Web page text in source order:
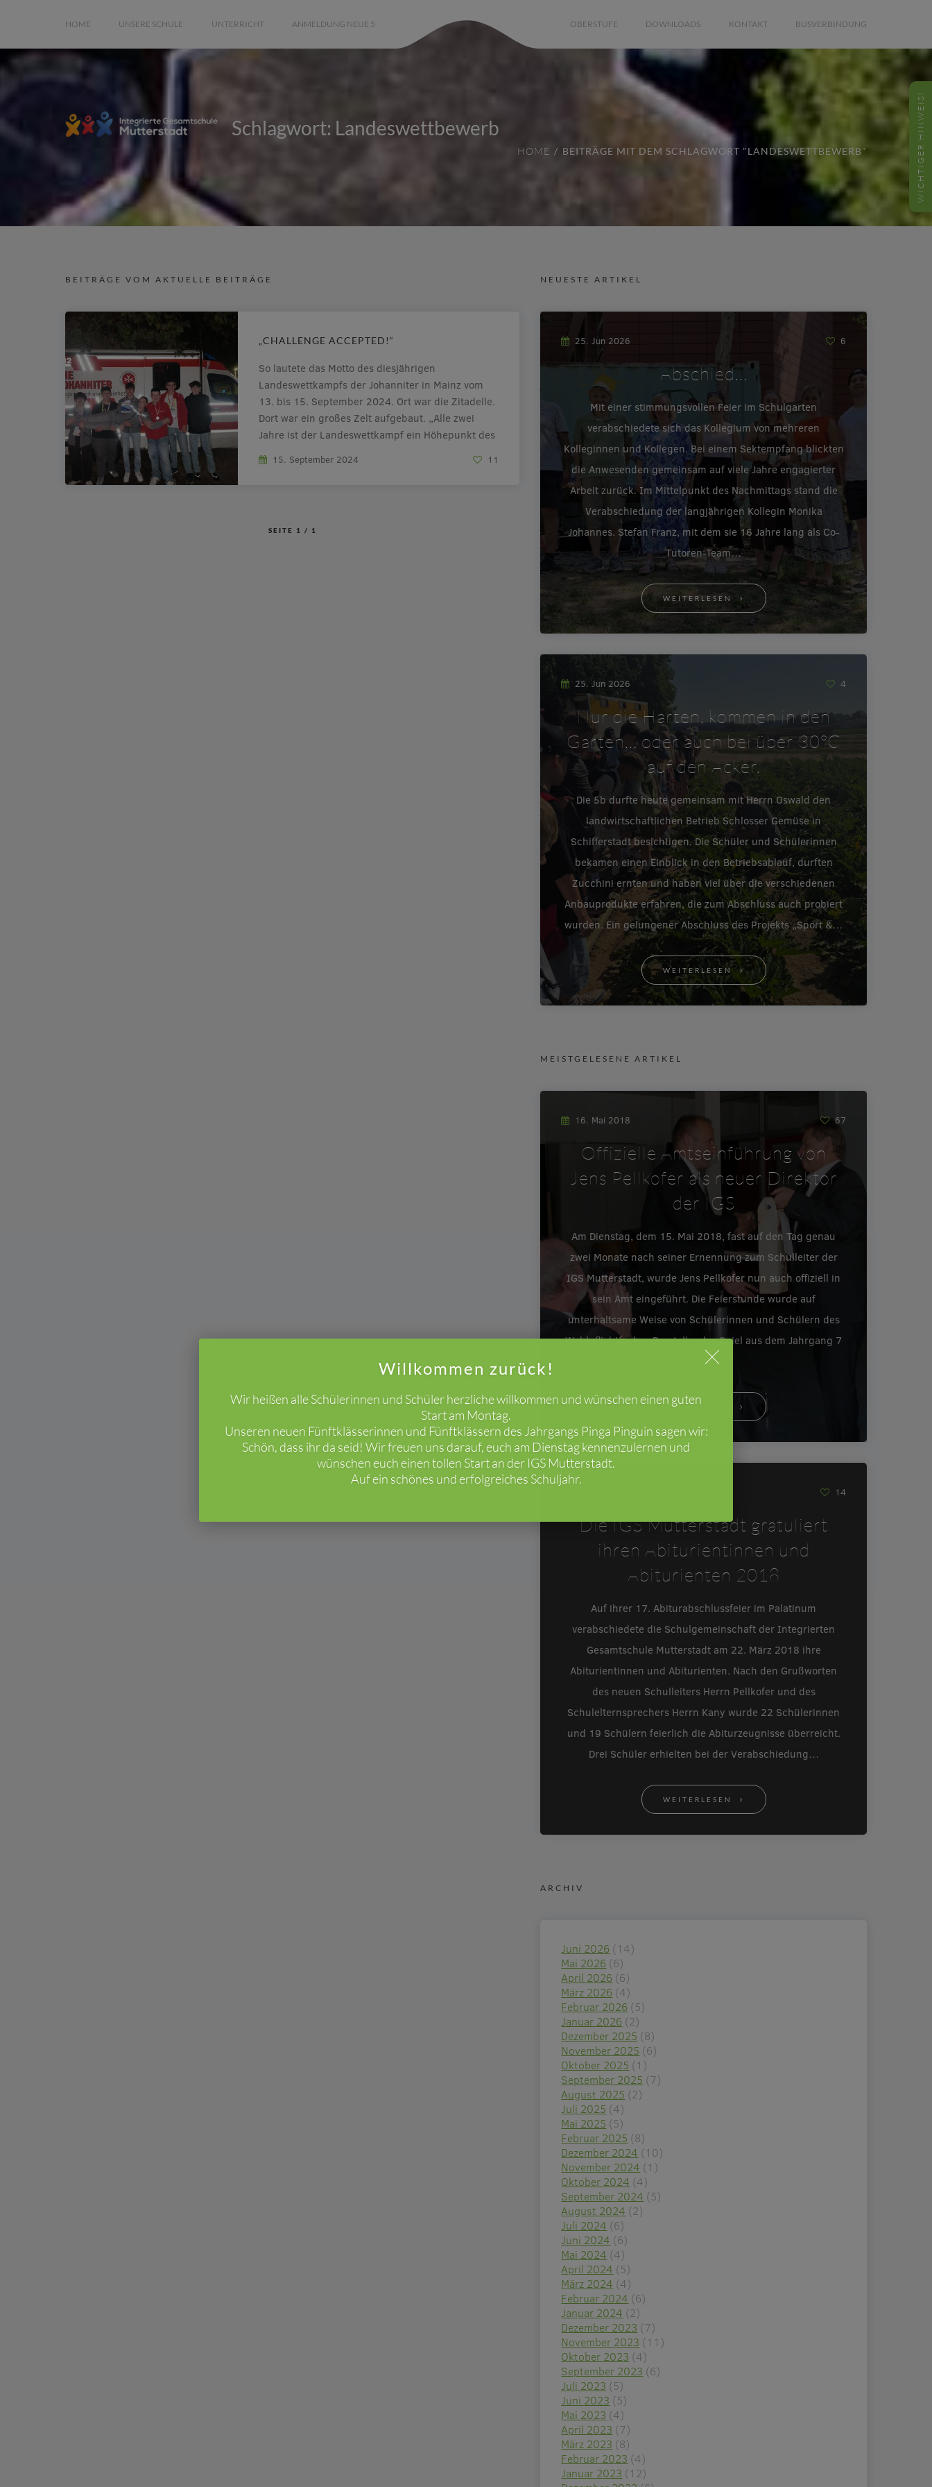
WICHTIGER HINWEIS!
Willkommen zurück!
Wir heißen alle Schülerinnen und Schüler herzliche willkommen und wünschen einen guten
Start am Montag.
Unseren neuen Fünftklässerinnen und Fünftklässern des Jahrgangs Pinga Pinguin sagen wir:
Schön, dass ihr da seid! Wir freuen uns darauf, euch am Dienstag kennenzulernen und
wünschen euch einen tollen Start an der IGS Mutterstadt.
Auf ein schönes und erfolgreiches Schuljahr.
HOME UNSERE SCHULE UNTERRICHT ANMELDUNG NEUE 5 OBERSTUFE DOWNLOADS KONTAKT BUSVERBINDUNG
Schlagwort: Landeswettbewerb
HOME BEITRÄGE MIT DEM SCHLAGWORT "LANDESWETTBEWERB"
BEITRÄGE VOM AKTUELLE BEITRÄGE
„CHALLENGE ACCEPTED!“
So lautete das Motto des diesjährigen
Landeswettkampfs der Johanniter in Mainz vom
13. bis 15. September 2024. Ort war die Zitadelle.
Dort war ein großes Zelt aufgebaut. „Alle zwei
Jahre ist der Landeswettkampf ein Höhepunkt des
(JUH). Im fairen Ringen um Höchstleistungen
15. September 2024 11
SEITE 1 / 1
NEUESTE ARTIKEL
25. Jun 2026 6
Abschied…
Mit einer stimmungsvollen Feier im Schulgarten
verabschiedete sich das Kollegium von mehreren
Kolleginnen und Kollegen. Bei einem Sektempfang blickten
die Anwesenden gemeinsam auf viele Jahre engagierter
Arbeit zurück. Im Mittelpunkt des Nachmittags stand die
Verabschiedung der langjährigen Kollegin Monika
Johannes. Stefan Franz, mit dem sie 16 Jahre lang als Co-
Tutoren-Team…
WEITERLESEN
25. Jun 2026 4
Nur die Harten, kommen in den
Garten… oder auch bei über 30°C
auf den Acker.
Die 5b durfte heute gemeinsam mit Herrn Oswald den
landwirtschaftlichen Betrieb Schlosser Gemüse in
Schifferstadt besichtigen. Die Schüler und Schülerinnen
bekamen einen Einblick in den Betriebsablauf, durften
Zucchini ernten und haben viel über die verschiedenen
Anbauprodukte erfahren, die zum Abschluss auch probiert
wurden. Ein gelungener Abschluss des Projekts „Sport &…
WEITERLESEN
MEISTGELESENE ARTIKEL
16. Mai 2018 67
Offizielle Amtseinführung von
Jens Pellkofer als neuer Direktor
der IGS
Am Dienstag, dem 15. Mai 2018, fast auf den Tag genau
zwei Monate nach seiner Ernennung zum Schulleiter der
IGS Mutterstadt, wurde Jens Pellkofer nun auch offiziell in
sein Amt eingeführt. Die Feierstunde wurde auf
unterhaltsame Weise von Schülerinnen und Schülern des
Wahlpflichtfaches Darstellendes Spiel aus dem Jahrgang 7
eröffnet.…
WEITERLESEN
14
Die IGS Mutterstadt gratuliert
ihren Abiturientinnen und
Abiturienten 2018
Auf ihrer 17. Abiturabschlussfeier im Palatinum
verabschiedete die Schulgemeinschaft der Integrierten
Gesamtschule Mutterstadt am 22. März 2018 ihre
Abiturientinnen und Abiturienten. Nach den Grußworten
des neuen Schulleiters Herrn Pellkofer und des
Schulelternsprechers Herrn Kany wurde 22 Schülerinnen
und 19 Schülern feierlich die Abiturzeugnisse überreicht.
Drei Schüler erhielten bei der Verabschiedung…
WEITERLESEN
ARCHIV
Juni 2026 (14)
Mai 2026 (6)
April 2026 (6)
März 2026 (4)
Februar 2026 (5)
Januar 2026 (2)
Dezember 2025 (8)
November 2025 (6)
Oktober 2025 (1)
September 2025 (7)
August 2025 (2)
Juli 2025 (4)
Mai 2025 (5)
Februar 2025 (8)
Dezember 2024 (10)
November 2024 (1)
Oktober 2024 (4)
September 2024 (5)
August 2024 (2)
Juli 2024 (6)
Juni 2024 (6)
Mai 2024 (4)
April 2024 (5)
März 2024 (4)
Februar 2024 (6)
Januar 2024 (2)
Dezember 2023 (7)
November 2023 (11)
Oktober 2023 (4)
September 2023 (6)
Juli 2023 (5)
Juni 2023 (5)
Mai 2023 (4)
April 2023 (7)
März 2023 (8)
Februar 2023 (4)
Januar 2023 (12)